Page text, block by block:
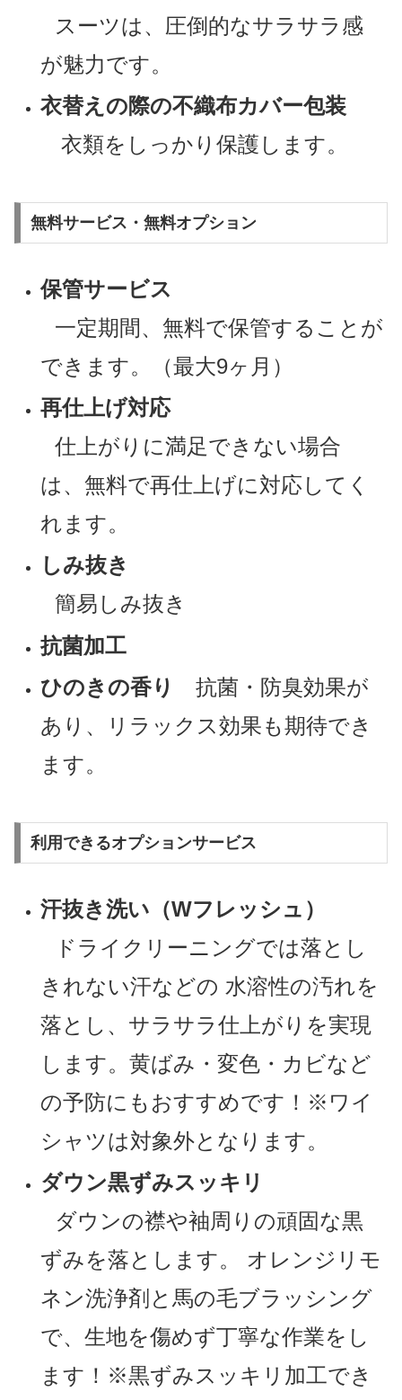
スーツは、圧倒的なサラサラ感
が魅力です。
衣替えの際の不織布カバー包装
衣類をしっかり保護します。
無料サービス・無料オプション
保管サービス
一定期間、無料で保管することが
できます。（最大9ヶ月）
再仕上げ対応
仕上がりに満足できない場合
は、無料で再仕上げに対応してく
れます。
しみ抜き
簡易しみ抜き
抗菌加工
ひのきの香り
抗菌・防臭効果が
あり、リラックス効果も期待でき
ます。
利用できるオプションサービス
汗抜き洗い（Wフレッシュ）
ドライクリーニングでは落とし
きれない汗などの 水溶性の汚れを
落とし、サラサラ仕上がりを実現
します。黄ばみ・変色・カビなど
の予防にもおすすめです！※ワイ
シャツは対象外となります。
ダウン黒ずみスッキリ
ダウンの襟や袖周りの頑固な黒
ずみを落とします。 オレンジリモ
ネン洗浄剤と馬の毛ブラッシング
で、生地を傷めず丁寧な作業をし
ます！※黒ずみスッキリ加工でき